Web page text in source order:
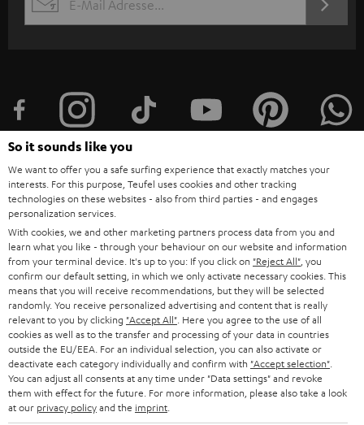
l
e
r
a
n
m
e
l
d
u
n
g
EMAIL
JETZT
Kategorien
HEIMKINO
HEIMKINO-KOMPLETTANLAGEN
SOUNDBARS
STEREO
SMART HOME
BLUETOOTH-LAUTSPRECHER
Unternehmen
SUPPORT
KARRIERE
PRESSE & MARKETING
GESCHÄFTSKUNDEN
PARTNERPROGRAMM
Teufel Onlineshops
DEUTSCHLAND
ÖSTERREICH
SCHWEIZ
So it sounds like you
We want to offer you a safe surfing experience that exactly matches your
interests. For this purpose, Teufel uses cookies and other tracking
technologies on these websites - also from third parties - and engages
personalization services.
With cookies, we and other marketing partners process data from you and
learn what you like - through your behaviour on our website and information
from your terminal device. It's up to you: If you click on "Reject All" , you
confirm our default setting, in which we only activate necessary cookies. This
means that you will receive recommendations, but they will be selected
randomly. You receive personalized advertising and content that is really
relevant to you by clicking "Accept All" . Here you agree to the use of all
cookies as well as to the transfer and processing of your data in countries
outside the EU/EEA. For an individual selection, you can also activate or
deactivate each category individually and confirm with "Accept selection"
You can adjust all consents at any time under "Data settings" and revoke
them with effect for the future. For more information, please also take a look
at our privacy policyand the imprint